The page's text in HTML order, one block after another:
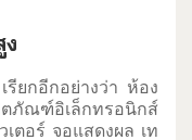
ยกอีกอย่างว่า ห้อง
ภัณฑ์อิเล็กทรอนิกส์
ตอร์ จอแสดงผล เท